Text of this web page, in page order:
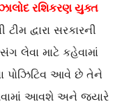
રશિકરણ યુક્ત
દ્વારા સરકારની
લેવા માટે કહેવામાં
પોઝિટિવ આવે છે તેને
આવશે અને જયારે